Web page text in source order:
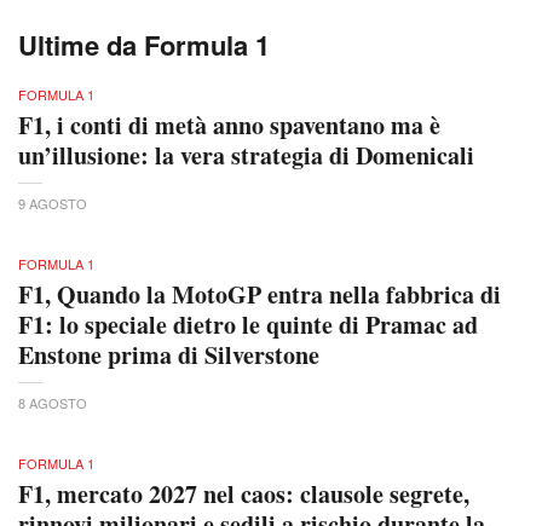
Ultime da Formula 1
FORMULA 1
F1, i conti di metà anno spaventano ma è
un’illusione: la vera strategia di Domenicali
9 AGOSTO
FORMULA 1
F1, Quando la MotoGP entra nella fabbrica di
F1: lo speciale dietro le quinte di Pramac ad
Enstone prima di Silverstone
8 AGOSTO
FORMULA 1
F1, mercato 2027 nel caos: clausole segrete,